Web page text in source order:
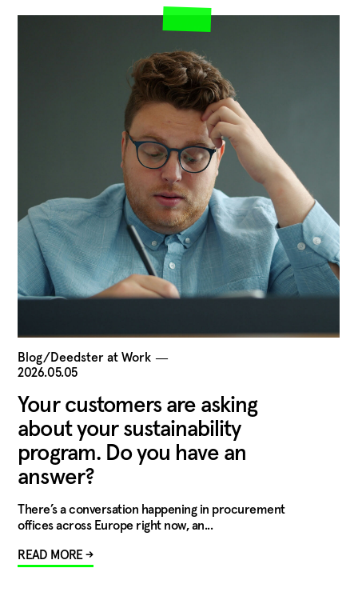
Blog/Deedster at Work ―
2026.05.05
Your customers are asking
about your sustainability
program. Do you have an
answer?
There’s a conversation happening in procurement
offices across Europe right now, an...
READ MORE →